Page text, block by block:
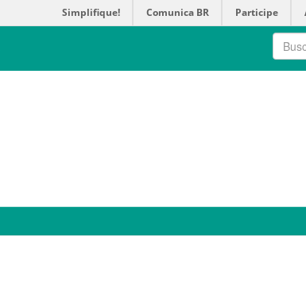
Simplifique! Comunica BR Participe